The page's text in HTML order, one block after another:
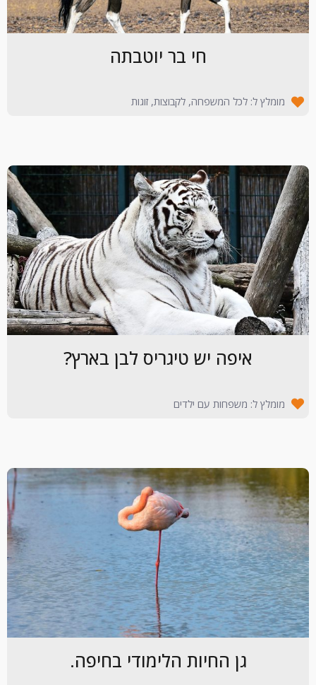
חי בר יוטבתה
מומלץ ל: לכל המשפחה, לקבוצות, זוגות
איפה יש טיגריס לבן בארץ?
מומלץ ל: משפחות עם ילדים
גן החיות הלימודי בחיפה.